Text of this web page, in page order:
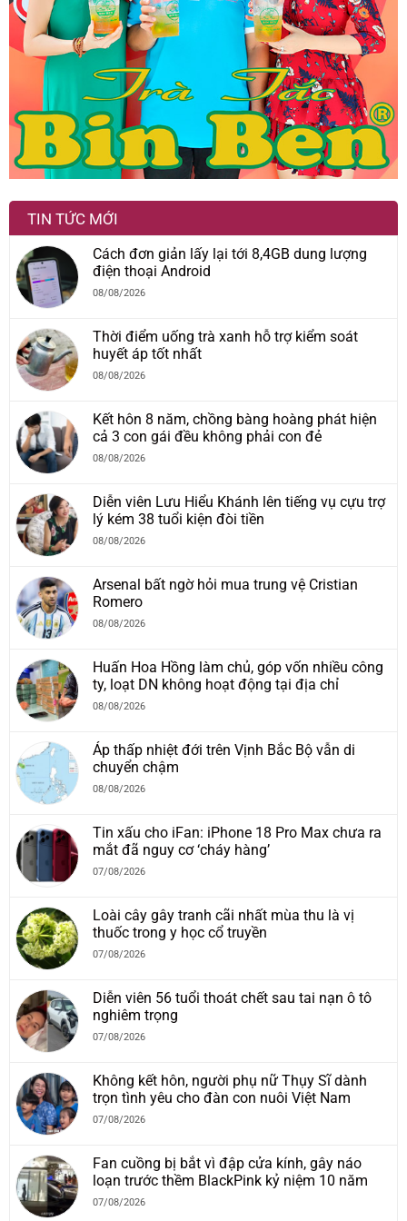
TIN TỨC MỚI
Cách đơn giản lấy lại tới 8,4GB dung lượng
điện thoại Android
08/08/2026
Thời điểm uống trà xanh hỗ trợ kiểm soát
huyết áp tốt nhất
08/08/2026
Kết hôn 8 năm, chồng bàng hoàng phát hiện
cả 3 con gái đều không phải con đẻ
08/08/2026
Diễn viên Lưu Hiểu Khánh lên tiếng vụ cựu trợ
lý kém 38 tuổi kiện đòi tiền
08/08/2026
Arsenal bất ngờ hỏi mua trung vệ Cristian
Romero
08/08/2026
Huấn Hoa Hồng làm chủ, góp vốn nhiều công
ty, loạt DN không hoạt động tại địa chỉ
08/08/2026
Áp thấp nhiệt đới trên Vịnh Bắc Bộ vẫn di
chuyển chậm
08/08/2026
Tin xấu cho iFan: iPhone 18 Pro Max chưa ra
mắt đã nguy cơ ‘cháy hàng’
07/08/2026
Loài cây gây tranh cãi nhất mùa thu là vị
thuốc trong y học cổ truyền
07/08/2026
Diễn viên 56 tuổi thoát chết sau tai nạn ô tô
nghiêm trọng
07/08/2026
Không kết hôn, người phụ nữ Thụy Sĩ dành
trọn tình yêu cho đàn con nuôi Việt Nam
07/08/2026
Fan cuồng bị bắt vì đập cửa kính, gây náo
loạn trước thềm BlackPink kỷ niệm 10 năm
07/08/2026